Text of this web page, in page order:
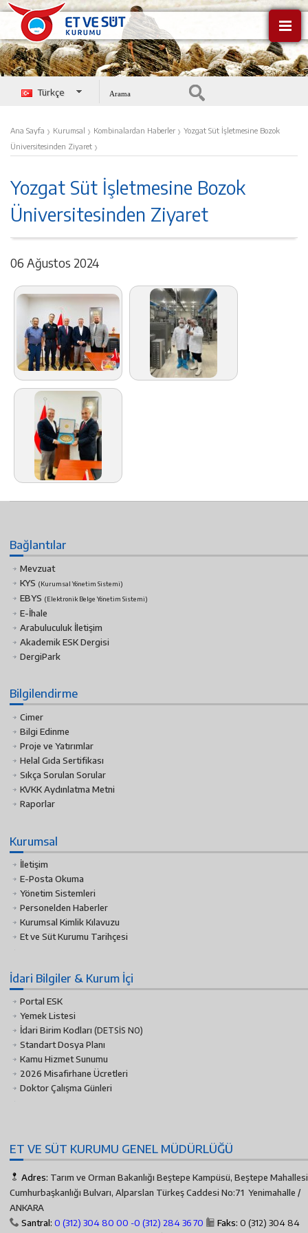
Türkçe
Ana Sayfa › Kurumsal › Kombinalardan Haberler › Yozgat Süt İşletmesine Bozok
Üniversitesinden Ziyaret ›
Yozgat Süt İşletmesine Bozok
Üniversitesinden Ziyaret
06 Ağustos 2024
Bağlantılar
Mevzuat
KYS (Kurumsal Yönetim Sistemi)
EBYS (Elektronik Belge Yönetim Sistemi)
E-İhale
Arabuluculuk İletişim
Akademik ESK Dergisi
DergiPark
Bilgilendirme
Cimer
Bilgi Edinme
Proje ve Yatırımlar
Helal Gıda Sertifikası
Sıkça Sorulan Sorular
KVKK Aydınlatma Metni
Raporlar
Kurumsal
İletişim
E-Posta Okuma
Yönetim Sistemleri
Personelden Haberler
Kurumsal Kimlik Kılavuzu
Et ve Süt Kurumu Tarihçesi
İdari Bilgiler & Kurum İçi
Portal ESK
Yemek Listesi
İdari Birim Kodları (DETSİS NO)
Standart Dosya Planı
Kamu Hizmet Sunumu
2026 Misafirhane Ücretleri
Doktor Çalışma Günleri
ET VE SÜT KURUMU GENEL MÜDÜRLÜĞÜ
Adres: Tarım ve Orman Bakanlığı Beştepe Kampüsü, Beştepe
Cumhurbaşkanlığı Bulvarı, Alparslan Türkeş Caddesi No:71 Yenimahalle /
ANKARA
Santral: 0 (312) 304 80 00 -0 (312) 284 36 70 Faks: 0 (312) 304 84